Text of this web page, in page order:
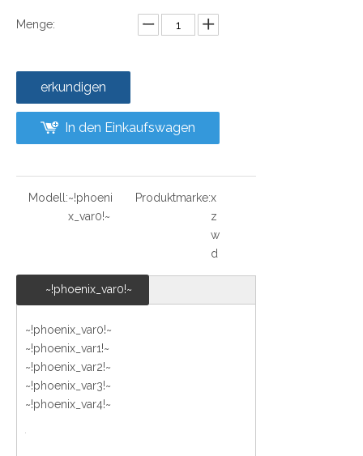
Menge:
erkundigen
In den Einkaufswagen
Modell:~!phoeni
x_var0!~
Produktmarke:x
z
w
d
~!phoenix_var0!~
~!phoenix_var0!~
~!phoenix_var1!~
~!phoenix_var2!~
~!phoenix_var3!~
~!phoenix_var4!~